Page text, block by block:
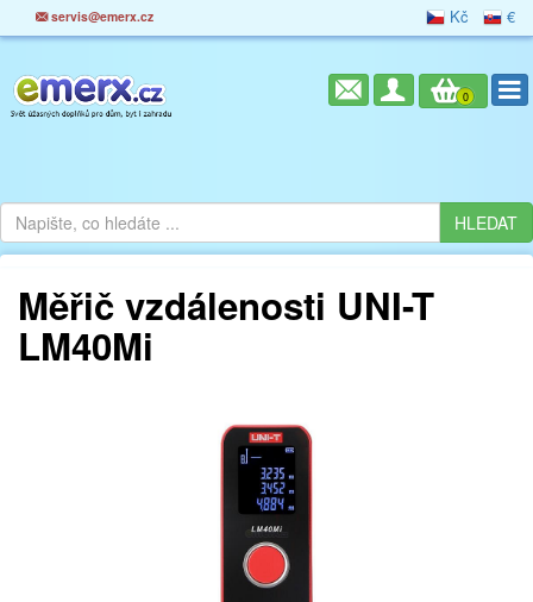
servis@emerx.cz Kč €
0
Měřič vzdálenosti UNI-T
LM40Mi